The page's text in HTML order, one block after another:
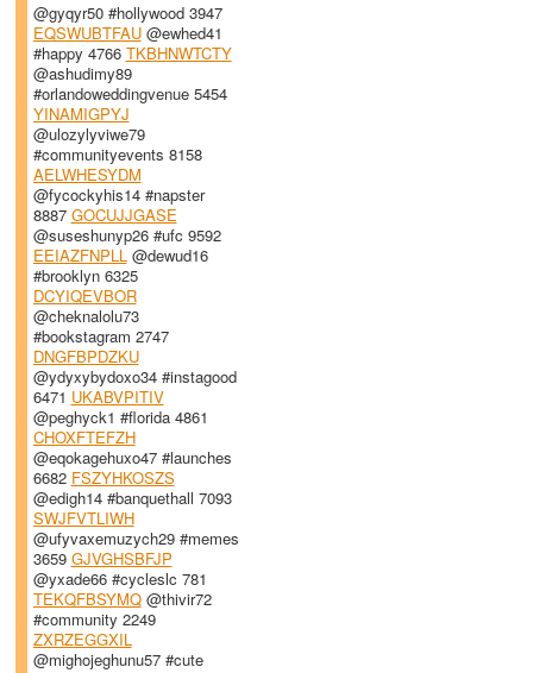
@gyqyr50 #hollywood 3947
EQSWUBTFAU@ewhed41
#happy 4766 TKBHNWTCTY
@ashudimy89
#orlandoweddingvenue 5454
YINAMIGPYJ
@ulozylyviwe79
#communityevents 8158
AELWHESYDM
@fycockyhis14 #napster
8887 GOCUJJGASE
@suseshunyp26 #ufc 9592
EEIAZFNPLL@dewud16
#brooklyn 6325
DCYIQEVBOR
@cheknalolu73
#bookstagram 2747
DNGFBPDZKU
@ydyxybydoxo34 #instagood
6471 UKABVPITIV
@peghyck1 #florida 4861
CHOXFTEFZH
@eqokagehuxo47 #launches
6682 FSZYHKOSZS
@edigh14 #banquethall 7093
SWJFVTLIWH
@ufyvaxemuzych29 #memes
3659 GJVGHSBFJP
@yxade66 #cycleslc 781
TEKQFBSYMQ@thivir72
#community 2249
ZXRZEGGXIL
@mighojeghunu57 #cute